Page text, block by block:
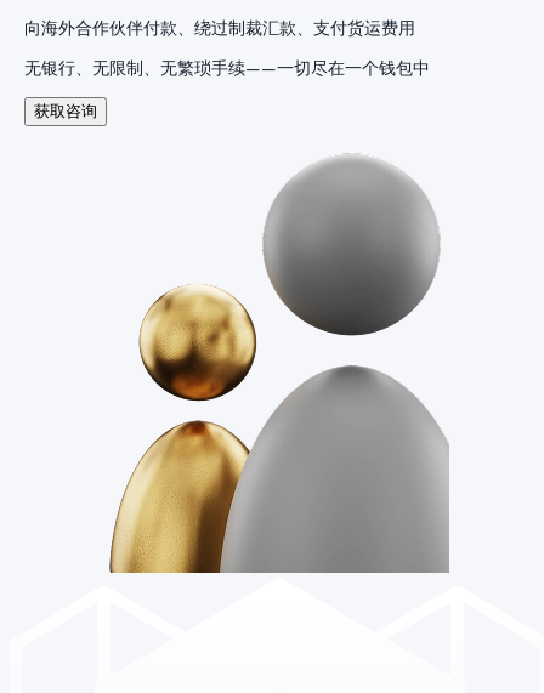
向海外合作伙伴付款、绕过制裁汇款、支付货运费用
无银行、无限制、无繁琐手续——一切尽在一个钱包中
获取咨询